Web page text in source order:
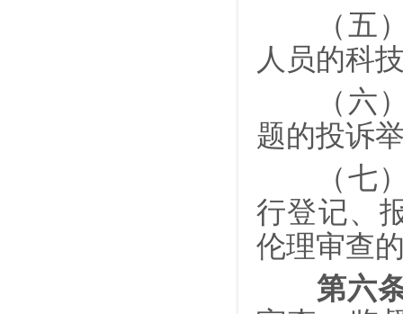
（五）
人员的科
（六）
题的投诉
（七）
行登记、
伦理审查
第六